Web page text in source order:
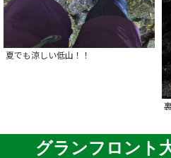
夏でも涼しい低山！！
グランフロント